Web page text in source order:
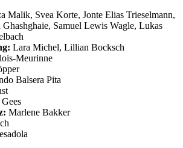
Malik, Svea Korte, Jonte Elias Trieselmann,
Ghashghaie, Samuel Lewis Wagle, Lukas
Lara Michel, Lillian Bocksch
Meurinne
Balsera Pita
Marlene Bakker